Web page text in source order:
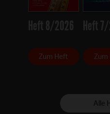
Heft 8/2026
Zum Heft
Heft
Alle